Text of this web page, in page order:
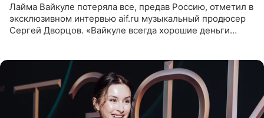
Лайма Вайкуле потеряла все, предав Россию, отметил в
эксклюзивном интервью aif.ru музыкальный продюсер
Сергей Дворцов. «Вайкуле всегда хорошие деньги